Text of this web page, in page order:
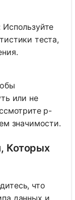
Используйте
теста,
или не
p-
значимости.
Которых
что
данных и